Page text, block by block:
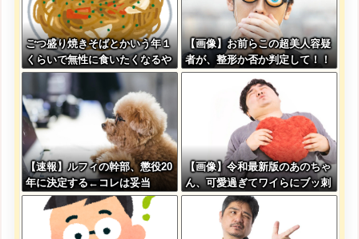
ごつ盛り焼きそばとかいう年１
くらいで無性に食いたくなるや
つｗｗｗｗｗｗｗｗ
【画像】お前らこの超美人容疑
者が、整形か否か判定して！！
→画像がこちらw w w w w w
【速報】ルフィの幹部、懲役20
年に決定する←コレは妥当
か？？？？？？？
【画像】令和最新版のあのちゃ
ん、可愛過ぎてワイらにブッ刺
さりまくりw w w w w w